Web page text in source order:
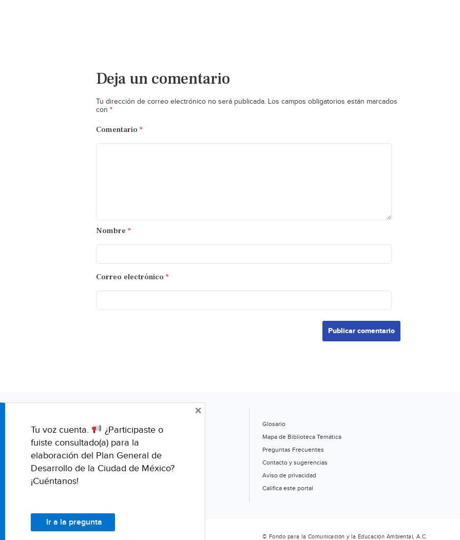
Deja un comentario
Tu dirección de correo electrónico no será publicada. Los campos obligatorios están marcados
con *
Comentario *
Nombre *
Correo electrónico *
Glosario
Mapa de Biblioteca Temática
Preguntas Frecuentes
Contacto y sugerencias
Aviso de privacidad
Califica este portal
© Fondo para la Comunicación y la Educación Ambiental, A.C.
Tu voz cuenta.
¿Participaste o
fuiste consultado(a) para la
elaboración del Plan General de
Desarrollo de la Ciudad de México?
¡Cuéntanos!
Ir a la pregunta
×